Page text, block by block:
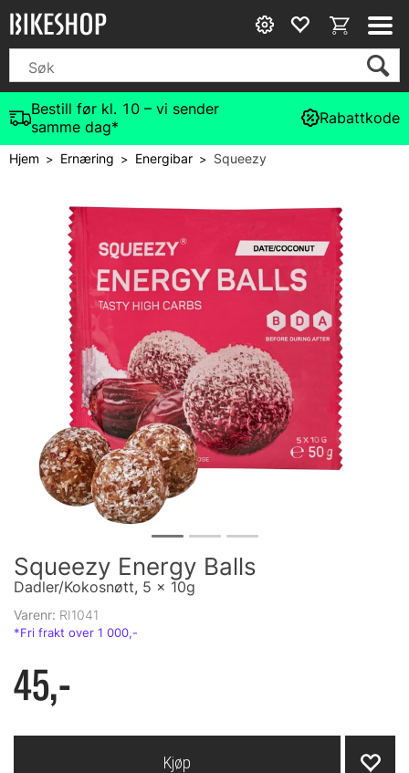
Bestill før kl. 10 – vi sender
samme dag*
Rabattkode
Hjem> Ernæring > Energibar> Squeezy
Squeezy Energy Balls
Dadler/Kokosnøtt, 5 x 10g
Varenr: RI1041
45,-
Kjøp